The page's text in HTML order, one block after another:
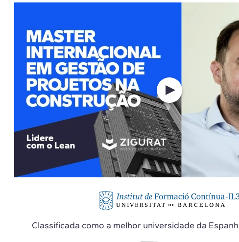
Classificada como a melhor universidade da